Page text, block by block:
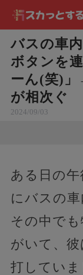
バスの車
ボタンを
ーん(笑)
が相次ぐ
2024/09/03
ある日の午
にバスの
その中で
がいて、
打してい